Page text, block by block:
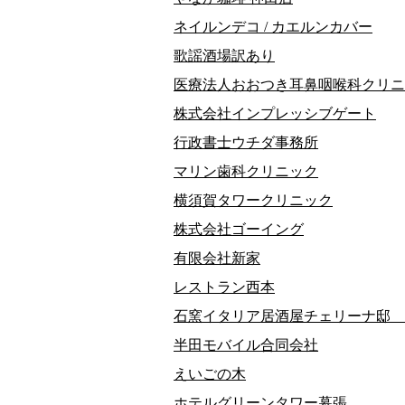
ネイルンデコ / カエルンカバー
歌謡酒場訳あり
医療法人おおつき耳鼻咽喉科クリ
株式会社インプレッシブゲート
行政書士ウチダ事務所
マリン歯科クリニック
横須賀タワークリニック
株式会社ゴーイング
有限会社新家
レストラン西本
石窯イタリア居酒屋チェリーナ邸
半田モバイル合同会社
えいごの木